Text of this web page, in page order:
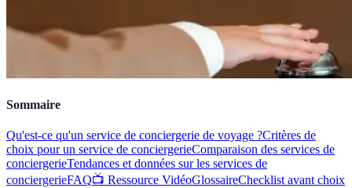
Sommaire
Qu'est-ce qu'un service de conciergerie de voyage ?Critères de
choix pour un service de conciergerieComparaison des services de
conciergerieTendances et données sur les services de
conciergerieFAQ📺 Ressource VidéoGlossaireChecklist avant choix